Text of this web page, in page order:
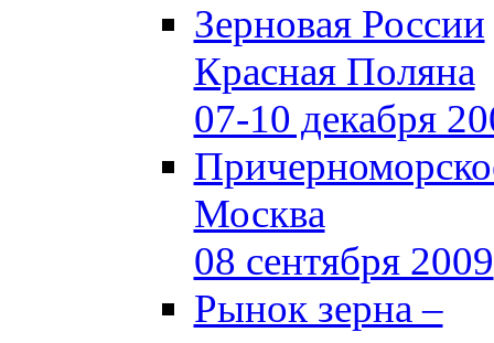
Зерновая России
Красная Поляна
07-10 декабря
Москва
08 сентября 2009
Рынок зерна –